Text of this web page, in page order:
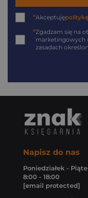
*Akceptuję
*Zgadzam się na
marketingowych
zasadach
Napisz do nas
Poniedziałek -
8:00 - 18:00
[email protected]